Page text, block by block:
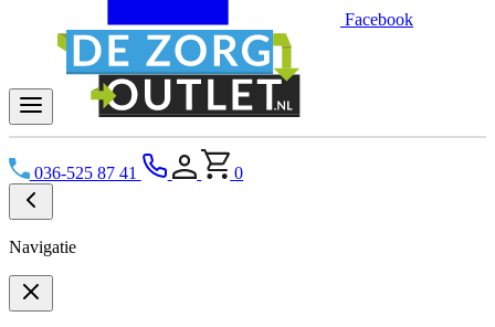
Facebook
036-525 87 41 0
Navigatie